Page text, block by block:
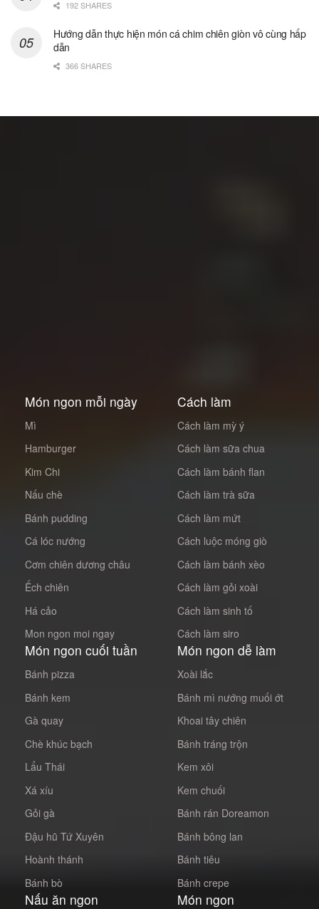
192 SHARES
Hướng dẫn thực hiện món cá chim chiên giòn vô cùng hấp
dẫn
366 SHARES
Món ngon mỗi ngày
Mì
Hamburger
Kim Chi
Nấu chè
Bánh pudding
Cá lóc nướng
Cơm chiên dương châu
Ếch chiên
Há cảo
Mon ngon moi ngay
Cách làm
Cách làm mỳ ý
Cách làm sữa chua
Cách làm bánh flan
Cách làm trà sữa
Cách làm mứt
Cách luộc móng giò
Cách làm bánh xèo
Cách làm gỏi xoài
Cách làm sinh tố
Cách làm siro
Món ngon cuối tuần
Bánh pizza
Bánh kem
Gà quay
Chè khúc bạch
Lẩu Thái
Xá xíu
Gỏi gà
Đậu hũ Tứ Xuyên
Hoành thánh
Bánh bò
Món ngon dễ làm
Xoài lắc
Bánh mì nướng muối ớt
Khoai tây chiên
Bánh tráng trộn
Kem xôi
Kem chuối
Bánh rán Doreamon
Bánh bông lan
Bánh tiêu
Bánh crepe
Nấu ăn ngon Món ngon